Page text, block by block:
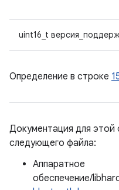
uint16_t
Определение в строке
Документация для этой
следующего файла:
Аппаратное
обеспечение/